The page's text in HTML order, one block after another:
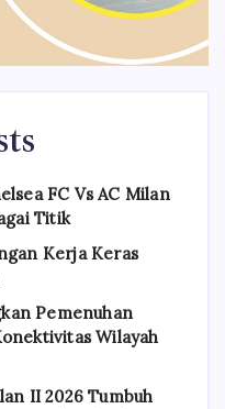
FC Vs AC Milan
Titik
Kerja Keras
Pemenuhan
Wilayah
II 2026 Tumbuh